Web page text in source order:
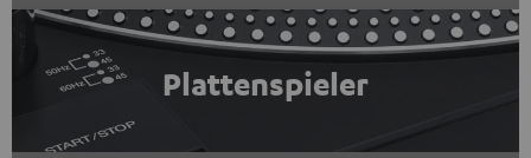
Plattenspieler